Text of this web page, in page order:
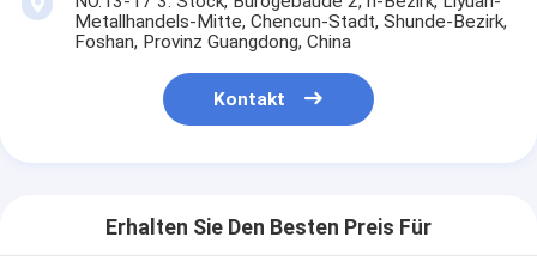
Metallhandels-Mitte, Chencun-Stadt, Shunde-Bezirk,
Foshan, Provinz Guangdong, China
Kontakt
Erhalten Sie Den Besten Preis Für